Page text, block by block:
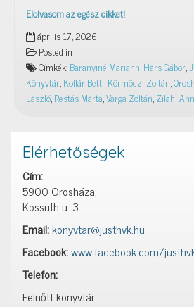
Elolvasom az egész cikket!
Leltár,
hűség,
gyengédség
–
JZsVK
Podcast
04.
17.
április 17, 2026
Posted in
Címkék:Baranyiné Mariann,Hárs Gábor,
Könyvtár,Kollár Betti,Körmöczi Zoltán,
László,Restás Márta,Varga Zoltán,Zilahi
Elérhetőségek
Cím:
5900 Orosháza,
Kossuth u. 3.
Email:konyvtar@justhvk.hu
Facebook:www.facebook.com/
Telefon:
Felnőtt könyvtár: